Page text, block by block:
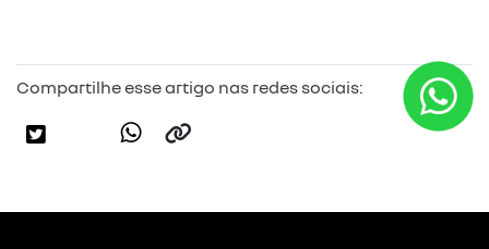
Compartilhe esse artigo nas redes sociais: